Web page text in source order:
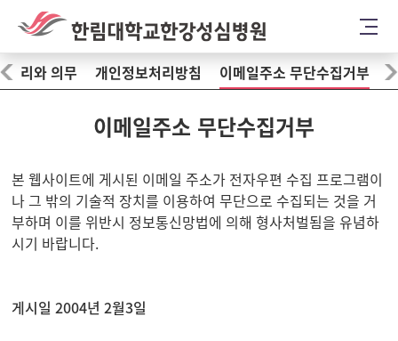
권리와 의무 개인정보처리방침 이메일주소 무단수집거부
이메일주소 무단수집거부
본 웹사이트에 게시된 이메일 주소가 전자우편 수집 프로그램이
나 그 밖의 기술적 장치를 이용하여 무단으로 수집되는 것을 거
부하며 이를 위반시 정보통신망법에 의해 형사처벌됨을 유념하
시기 바랍니다.
게시일 2004년 2월3일